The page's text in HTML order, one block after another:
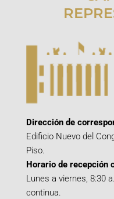
Dirección de
Edificio Nuevo del
Piso.
Horario de recepción
Lunes a viernes, 8:30
continua.